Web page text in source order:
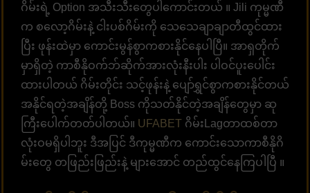
ဂိမ်းရဲ့ Option အသီးသီးတွေပါကောင်းတယ် ။ Jili ကုမ္မဏီ
က စလော့ဂိမ်းနဲ့ ငါးပစ်ဂိမ်းကို သေသေချာချာတီထွင်ထား
ပြီး ဖုန်းထဲမှာ ကောင်းမွန်စွာကစားနိုင်နေပါပြီ။ အာရှတိုက်
မှာရှိတဲ့ ကာစီနိုဝက်ဘ်ဆိုက်အားလုံးနီးပါး ပါဝင်ပူးပေါင်း
ထားပါတယ် ဂိမ်းတိုင်း သင့်ဖုန်းနဲ့ ပျော်ရွှင်စွာကစားနိုင်တယ်
အနိုင်ရတဲ့အချိန်တို့ Boss ကိုသတ်နိုင်တဲ့အချိန်တွေမှာ ဆု
ကြီးပေါက်တတ်ပါတယ်။ UFABET ဂိမ်းLagတာထစ်တာ
လုံးဝမရှိပါဘူး ဒီအပြင် ဒီကုမ္မဏီက ကောင်းသောကာစီနိုဂိ
မ်းတွေ တဖြည်းဖြည်းနဲ့ များအောင် တည်ထွင်နေကြပါပြီ ။